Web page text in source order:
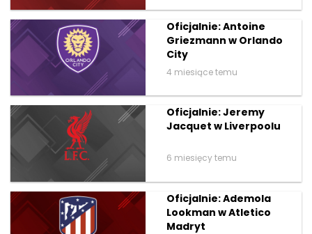
Oficjalnie: Antoine
Griezmann w Orlando
City
4 miesiące temu
Oficjalnie: Jeremy
Jacquet w Liverpoolu
6 miesięcy temu
Oficjalnie: Ademola
Lookman w Atletico
Madryt